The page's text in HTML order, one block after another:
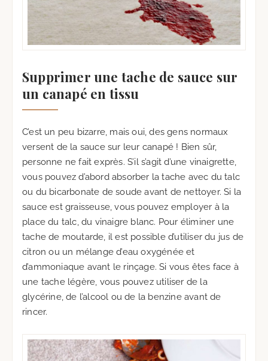
Supprimer une tache de sauce sur
un canapé en tissu
C’est un peu bizarre, mais oui, des gens normaux
versent de la sauce sur leur canapé ! Bien sûr,
personne ne fait exprès. S’il s’agit d’une vinaigrette,
vous pouvez d’abord absorber la tache avec du talc
ou du bicarbonate de soude avant de nettoyer. Si la
sauce est graisseuse, vous pouvez employer à la
place du talc, du vinaigre blanc. Pour éliminer une
tache de moutarde, il est possible d’utiliser du jus de
citron ou un mélange d’eau oxygénée et
d’ammoniaque avant le rinçage. Si vous êtes face à
une tache légère, vous pouvez utiliser de la
glycérine, de l’alcool ou de la benzine avant de
rincer.